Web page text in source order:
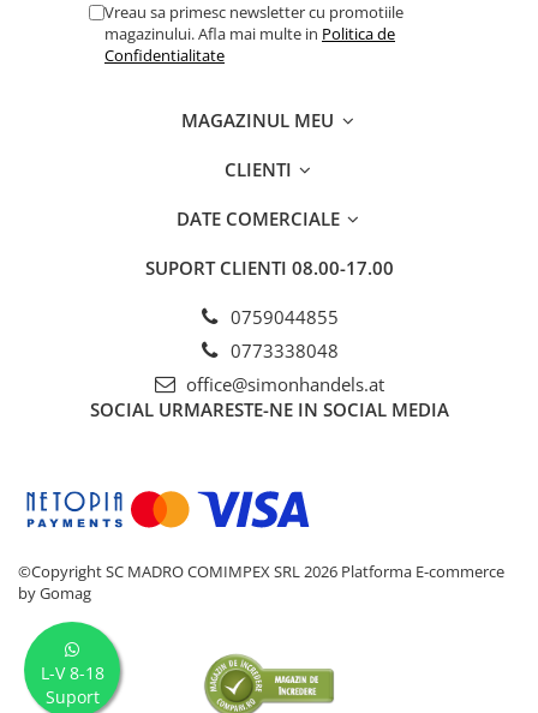
Vreau sa primesc newsletter cu promotiile
magazinului. Afla mai multe in Politica de
Confidentialitate
MAGAZINUL MEU
CLIENTI
DATE COMERCIALE
SUPORT CLIENTI 08.00-17.00
0759044855
0773338048
office@simonhandels.at
SOCIAL URMARESTE-NE IN SOCIAL MEDIA
©Copyright SC MADRO COMIMPEX SRL 2026 Platforma E-commerce
by Gomag
L-V 8-18
Suport